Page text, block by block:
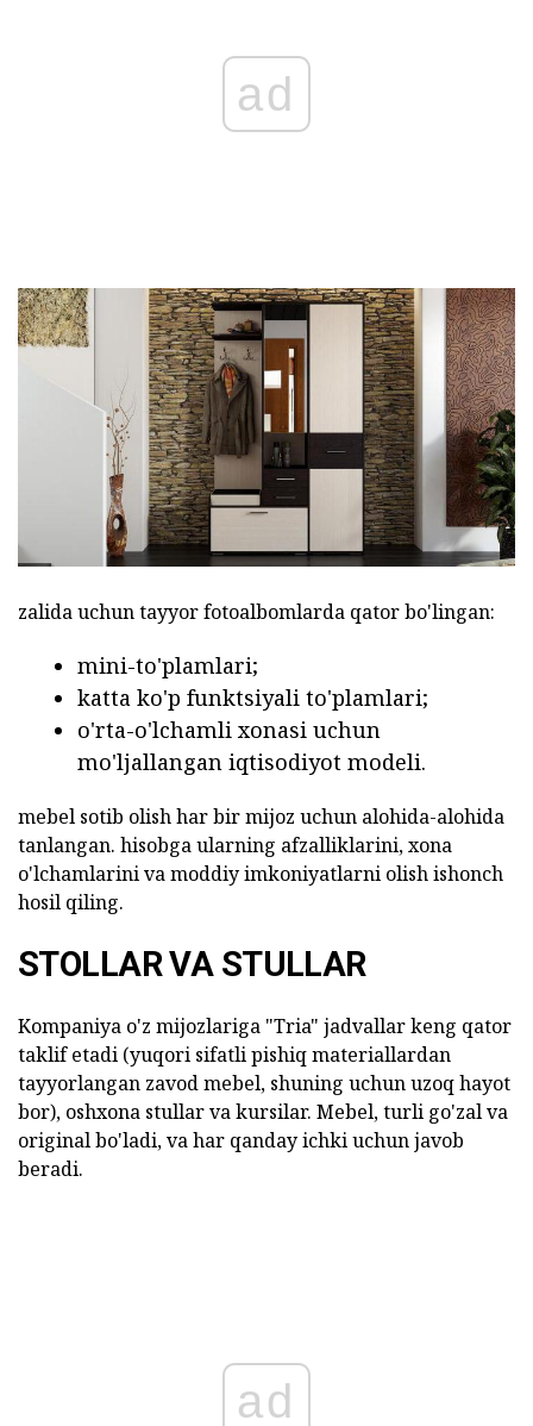
ad
zalida uchun tayyor fotoalbomlarda qator bo'lingan:
mini-to'plamlari;
katta ko'p funktsiyali to'plamlari;
o'rta-o'lchamli xonasi uchun
mo'ljallangan iqtisodiyot modeli.
mebel sotib olish har bir mijoz uchun alohida-alohida
tanlangan. hisobga ularning afzalliklarini, xona
o'lchamlarini va moddiy imkoniyatlarni olish ishonch
hosil qiling.
STOLLAR VA STULLAR
Kompaniya o'z mijozlariga "Tria" jadvallar keng qator
taklif etadi (yuqori sifatli pishiq materiallardan
tayyorlangan zavod mebel, shuning uchun uzoq hayot
bor), oshxona stullar va kursilar. Mebel, turli go'zal va
original bo'ladi, va har qanday ichki uchun javob
beradi.
ad